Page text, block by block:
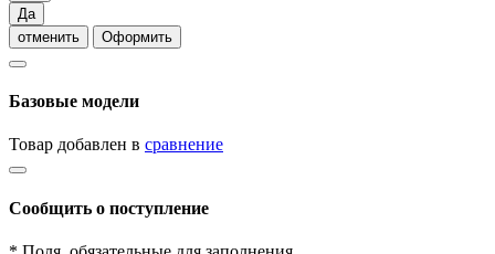
Да
отменить
Оформить
Базовые модели
Товар добавлен в сравнение
Сообщить о поступление